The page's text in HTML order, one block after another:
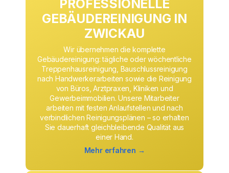
PROFESSIONELLE
GEBÄUDEREINIGUNG IN
ZWICKAU
Wir übernehmen die komplette
Gebäudereinigung: tägliche oder wöchentliche
Treppenhausreinigung, Bauschlussreinigung
nach Handwerkerarbeiten sowie die Reinigung
von Büros, Arztpraxen, Kliniken und
Gewerbeimmobilien. Unsere Mitarbeiter
arbeiten mit festen Anlaufstellen und nach
verbindlichen Reinigungsplänen – so erhalten
Sie dauerhaft gleichbleibende Qualität aus
einer Hand.
Mehr erfahren →